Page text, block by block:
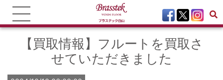
【買取情報】フルートを買取さ
せていただきました